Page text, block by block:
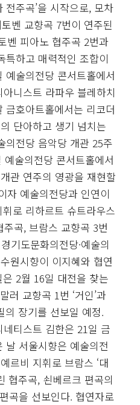
전주곡’을 시작으로, 모차
벤 교향곡 7번이 연주된
벤 피아노 협주곡 2번과
특하고 매력적인 조합이
술의전당 콘서트홀에서
니스트 라파우 블레하치
금호아트홀에서는 리코더
단아하고 생기 넘치는
의전당 음악당 개관 25주
술의전당 콘서트홀에서
관 연주의 영광을 재현할
자 예술의전당과 인연이
로 리하르트 슈트라우스
주곡, 브람스 교향곡 3번
기도문화의전당·예술의
원시향이 이지혜와 협연
2월 16일 대전을 찾는
러 교향곡 1번 ‘거인’과
의 장기를 선보일 예정.
티스트 김한은 21일 금
날 서울시향은 예술의전
르비 지휘로 브람스 ‘대
협주곡, 쇤베르크 편곡의
곡을 선보인다. 협연자로